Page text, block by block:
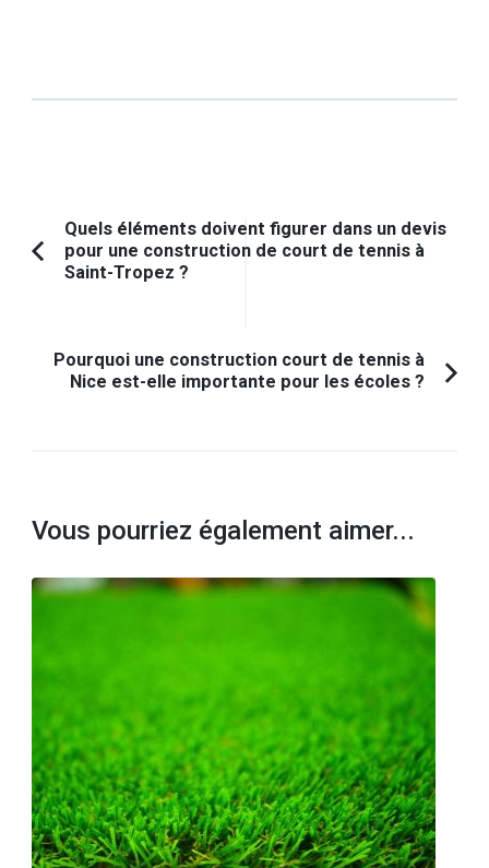
Navigation
d'article
Article
Quels éléments doivent figurer dans un devis
pour une construction de court de tennis à
Saint-Tropez ?
Pourquoi une construction court de tennis à
Nice est-elle importante pour les écoles ?
Vous pourriez également aimer...